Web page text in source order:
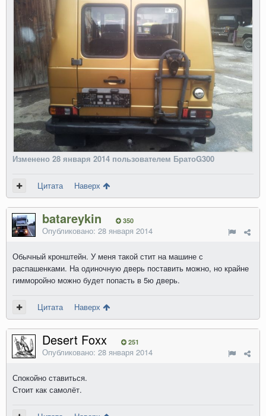
Изменено 28 января 2014 пользователем БратоG300
Цитата Наверх
batareykin 350
Опубликовано: 28 января 2014
Обычный кронштейн. У меня такой стит на машине с
распашенками. На одиночную дверь поставить можно, но крайне
гимморойно можно будет попасть в 5ю дверь.
Цитата Наверх
Desert Foxx 251
Опубликовано: 28 января 2014
Спокойно ставиться.
Стоит как самолёт.